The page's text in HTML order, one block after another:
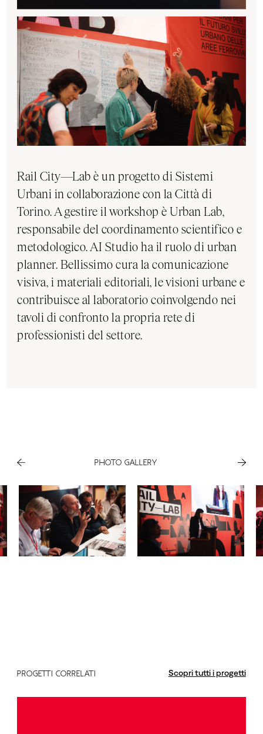
Rail City—Lab è un progetto di Sistemi
Urbani in collaborazione con la Città di
Torino. A gestire il workshop è Urban Lab,
responsabile del coordinamento scientifico e
metodologico. AI Studio ha il ruolo di urban
planner. Bellissimo cura la comunicazione
visiva, i materiali editoriali, le visioni urbane e
contribuisce al laboratorio coinvolgendo nei
tavoli di confronto la propria rete di
professionisti del settore.
PHOTO GALLERY
PROGETTI CORRELATI Scopri tutti i progetti